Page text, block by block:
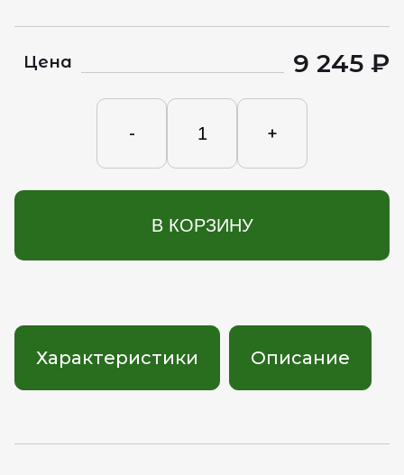
Цена 9 245 ₽
- +
В КОРЗИНУ
Характеристики Описание